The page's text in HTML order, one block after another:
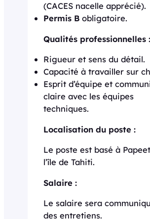
(CACES nacelle apprécié).
Permis B obligatoire.
Qualités professionnelles :
Rigueur et sens du détail.
Capacité à travailler sur
Esprit d’équipe et
claire avec les équipes
techniques.
Localisation du poste :
Le poste est basé à
l’île de Tahiti.
Salaire :
Le salaire sera
des entretiens.